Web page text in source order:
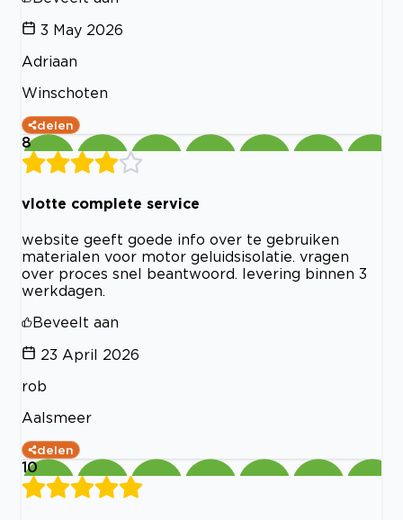
3 May 2026
Adriaan
Winschoten
delen
8
vlotte complete service
website geeft goede info over te gebruiken
materialen voor motor geluidsisolatie. vragen
over proces snel beantwoord. levering binnen 3
werkdagen.
Beveelt aan
23 April 2026
rob
Aalsmeer
delen
10